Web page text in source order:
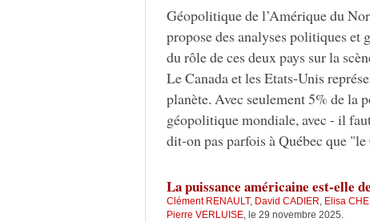
Géopolitique de l’Amérique du
propose des analyses politiques et
du rôle de ces deux pays sur la
Le Canada et les Etats-Unis
planète. Avec seulement 5% de la
géopolitique mondiale, avec - il
dit-on pas parfois à Québec que
La puissance américaine est-elle
Clément RENAULT David CADIER Elisa
Pierre VERLUISE , le 29 novembre 2025.